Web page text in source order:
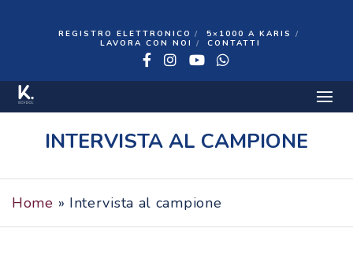
REGISTRO ELETTRONICO
5×1000 A KARIS
LAVORA CON NOI
CONTATTI
Facebook
Instagram
YouTube
WhatsApp
INTERVISTA AL CAMPIONE
Home » Intervista al campione